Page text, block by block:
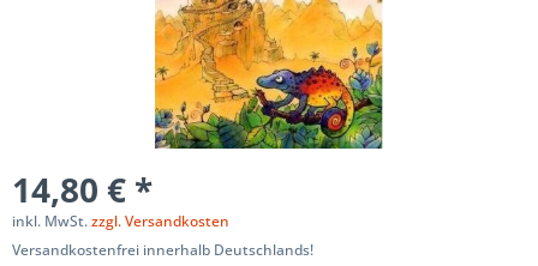
14,80 € *
inkl. MwSt.zzgl. Versandkosten
Versandkostenfrei innerhalb Deutschlands!